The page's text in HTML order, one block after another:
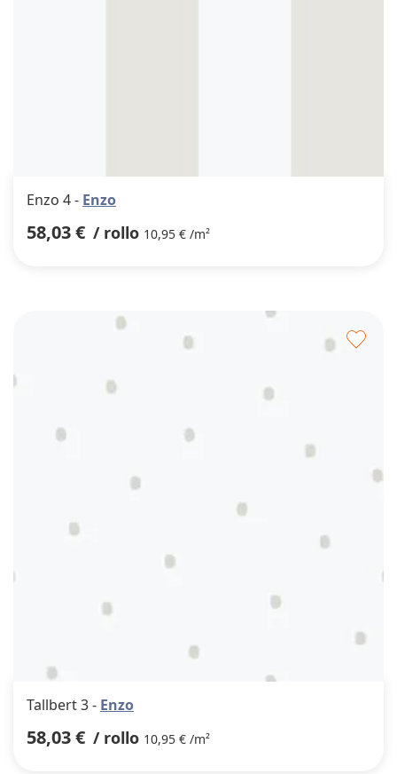
Enzo 4 - Enzo
58,03 € / rollo 10,95 € /m²
Tallbert 3 - Enzo
58,03 € / rollo 10,95 € /m²